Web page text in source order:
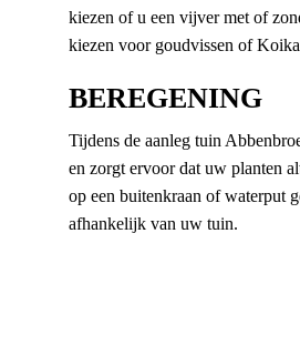
kiezen of u een vijver met of
kiezen voor goudvissen of
BEREGENING
Tijdens de aanleg tuin
en zorgt ervoor dat uw planten
op een buitenkraan of waterput
afhankelijk van uw tuin.